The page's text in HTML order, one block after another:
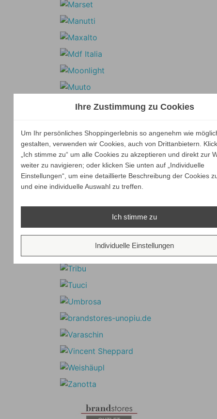
Ihre Zustimmung zu Cookies
Um Ihr persönliches Shoppingerlebnis so angenehm wie
gestalten, verwenden wir Cookies, auch von Drittanbietern.
„Ich stimme zu“ um alle Cookies zu akzeptieren und direkt zur
weiter zu navigieren; oder klicken Sie unten auf „Individuelle
Einstellungen“, um eine detaillierte Beschreibung der Cookies
und eine individuelle Auswahl zu treffen.
Ich stimme zu
Individuelle Einstellungen